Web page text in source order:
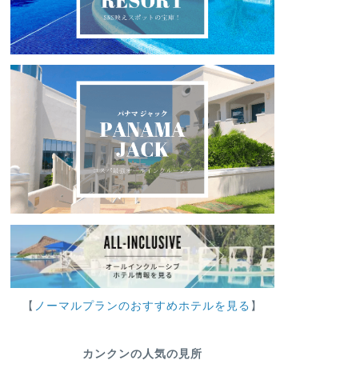
【 ノーマルプランのおすすめホテルを見る 】
カンクンの人気の見所